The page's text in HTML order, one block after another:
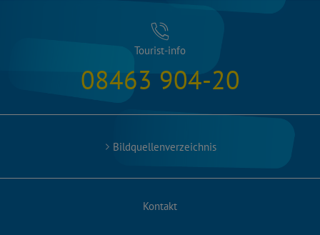
Tourist-info
08463 904-20
Bildquellenverzeichnis
Kontakt